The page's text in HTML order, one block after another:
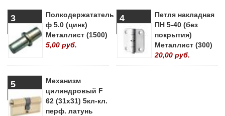
3
Полкодержататель
ф 5.0 (цинк)
Металлист (1500)
5,00 руб.
4
Петля накладная
ПН 5-40 (без
покрытия)
Металлист (300)
20,00 руб.
5
Механизм
цилиндровый F
62 (31х31) 5кл-кл.
перф. латунь